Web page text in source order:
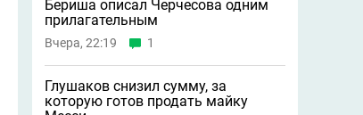
Бериша описал Черчесова одним
прилагательным
Вчера, 22:19 1
Глушаков снизил сумму, за
которую готов продать майку